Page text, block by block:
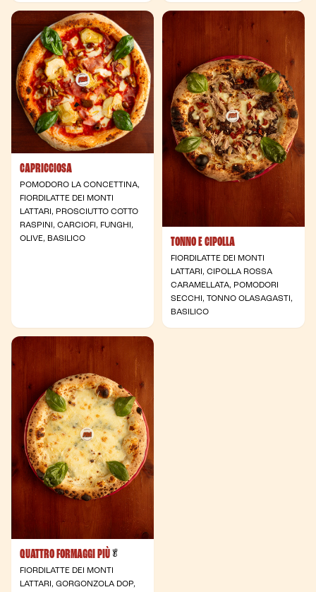
CAPRICCIOSA
POMODORO LA CONCETTINA,
FIORDILATTE DEI MONTI
LATTARI, PROSCIUTTO COTTO
RASPINI, CARCIOFI, FUNGHI,
OLIVE, BASILICO
TONNO E CIPOLLA
FIORDILATTE DEI MONTI
LATTARI, CIPOLLA ROSSA
CARAMELLATA, POMODORI
SECCHI, TONNO OLASAGASTI,
BASILICO
QUATTRO FORMAGGI PIÙ 🥬
FIORDILATTE DEI MONTI
LATTARI, GORGONZOLA DOP,